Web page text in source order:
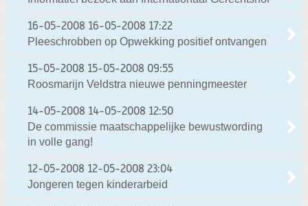
16-05-2008 16-05-2008 17:22
Pleeschrobben op Opwekking positief ontvangen
15-05-2008 15-05-2008 09:55
Roosmarijn Veldstra nieuwe penningmeester
14-05-2008 14-05-2008 12:50
De commissie maatschappelijke bewustwording
in volle gang!
12-05-2008 12-05-2008 23:04
Jongeren tegen kinderarbeid